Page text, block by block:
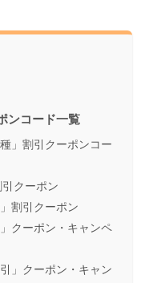
ンコード一覧
」割引クーポンコー
引クーポン
割引クーポン
クーポン・キャンペ
」クーポン・キャン